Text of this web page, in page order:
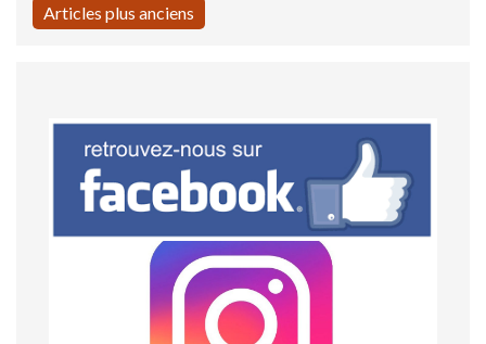
Navigation
Articles plus anciens